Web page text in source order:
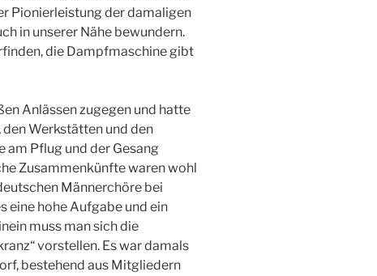
Pionierleistung der damaligen
in unserer Nähe bewundern.
die Dampfmaschine gibt
Anlässen zugegen und hatte
Werkstätten und den
am Pflug und der Gesang
Zusammenkünfte waren wohl
Männerchöre bei
eine hohe Aufgabe und ein
muss man sich die
vorstellen. Es war damals
bestehend aus Mitgliedern